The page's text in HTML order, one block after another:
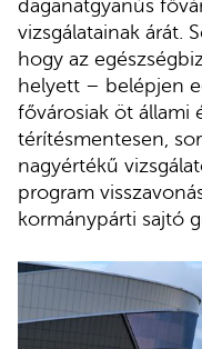
daganatgyanús
vizsgálatainak árát.
hogy az
helyett – belépjen
fővárosiak öt állami
térítésmentesen,
nagyértékű
program
kormánypárti sajtó